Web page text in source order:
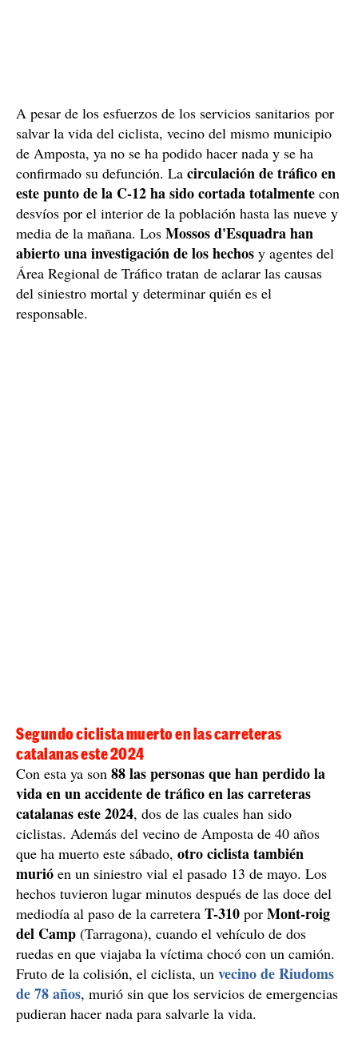
A pesar de los esfuerzos de los servicios sanitarios por
salvar la vida del ciclista, vecino del mismo municipio
de Amposta, ya no se ha podido hacer nada y se ha
confirmado su defunción. La circulación de tráfico en
este punto de la C-12 ha sido cortada totalmente con
desvíos por el interior de la población hasta las nueve y
media de la mañana. Los Mossos d'Esquadra han
abierto una investigación de los hechos y agentes del
Área Regional de Tráfico tratan de aclarar las causas
del siniestro mortal y determinar quién es el
responsable.
Segundo ciclista muerto en las carreteras
catalanas este 2024
Con esta ya son 88 las personas que han perdido la
vida en un accidente de tráfico en las carreteras
catalanas este 2024, dos de las cuales han sido
ciclistas. Además del vecino de Amposta de 40 años
que ha muerto este sábado, otro ciclista también
murió en un siniestro vial el pasado 13 de mayo. Los
hechos tuvieron lugar minutos después de las doce del
mediodía al paso de la carretera T-310 por Mont-roig
del Camp (Tarragona), cuando el vehículo de dos
ruedas en que viajaba la víctima chocó con un camión.
Fruto de la colisión, el ciclista, un vecino de Riudoms
de 78 años, murió sin que los servicios de emergencias
pudieran hacer nada para salvarle la vida.